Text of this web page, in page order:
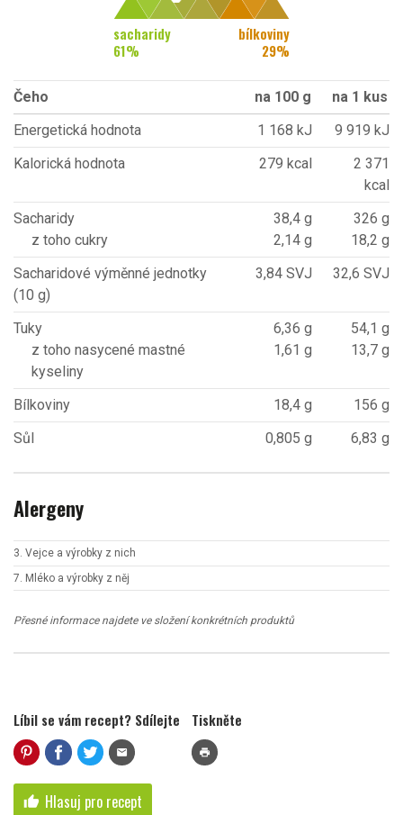
sacharidy
61%
bílkoviny
29%
Čeho na 100 g
na 1 kus
Energetická hodnota
1 168 kJ
9 919 kJ
Kalorická hodnota
279 kcal
2 371
kcal
Sacharidy
z toho cukry
38,4 g
2,14 g
326 g
18,2 g
Sacharidové výměnné jednotky
(10 g)
3,84 SVJ 32,6 SVJ
Tuky
z toho nasycené mastné
kyseliny
6,36 g
1,61 g
54,1 g
13,7 g
Bílkoviny 18,4 g
156 g
Sůl
0,805 g 6,83 g
Alergeny
3. Vejce a výrobky z nich
7. Mléko a výrobky z něj
Přesné informace najdete ve složení konkrétních produktů
Líbil se vám recept? Sdílejte
mail
Tiskněte
print
thumb_up Hlasuj pro recept